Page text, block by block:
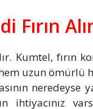
Kumtel, fırın
uzun ömürlü
neredeyse
ihtiyacınız